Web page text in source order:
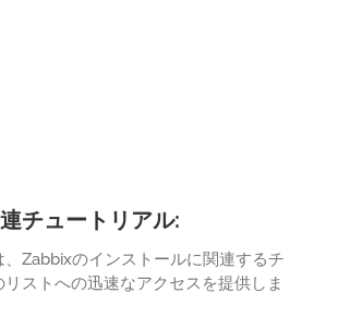
チュートリアル:
、Zabbixのインストールに関連するチ
リストへの迅速なアクセスを提供しま